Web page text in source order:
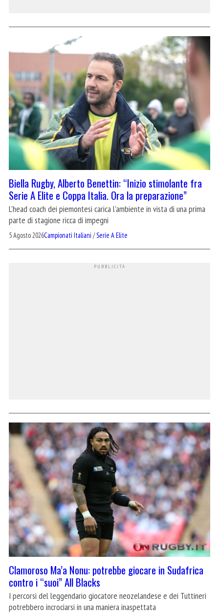
Biella Rugby, Alberto Benettin: “Inizio stimolante fra
Serie A Elite e Coppa Italia. Ora la preparazione”
L'head coach dei piemontesi carica l'ambiente in vista di una prima
parte di stagione ricca di impegni
5 Agosto 2026Campionati Italiani /Serie A Elite
Clamoroso Ma’a Nonu: potrebbe giocare in Sudafrica
contro i “suoi” All Blacks
I percorsi del leggendario giocatore neozelandese e dei Tuttineri
potrebbero incrociarsi in una maniera inaspettata